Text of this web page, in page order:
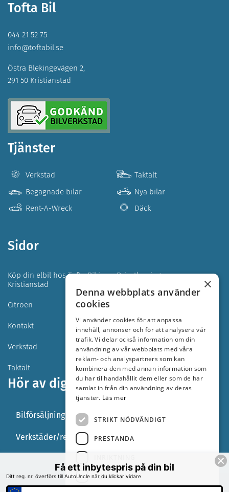
Tofta Bil
044 21 52 75
info@toftabil.se
Östra Blekingevägen 2,
291 50 Kristianstad
Tjänster
Verkstad
Taktält
Begagnade bilar
Nya bilar
Rent-A-Wreck
Däck
Sidor
Köp din elbil hos Tofta Bil i
Kristianstad
Privatleasing
Citroën
Kontakt Begagnade bilar
Verkstad Hyrbilar
Taktält
Hör av dig
Bilförsäljning
Verkstäder/reservdelar
×
Denna webbplats använder
cookies
Vi använder cookies för att anpassa
innehåll, annonser och för att analysera vår
trafik. Vi delar också information om din
användning av vår webbplats med våra
reklam- och analyspartners som kan
kombinera den med annan information som
du har tillhandahållit dem eller som de har
samlat in från din användning av deras
tjänster. Läs mer
STRIKT NÖDVÄNDIGT
PRESTANDA
FUNKTIONER
Få ett inbytespris på din bil
Ditt reg. nr. överförs till AutoUncle när du klickar vidare